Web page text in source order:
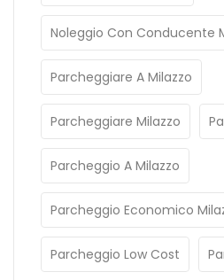
Noleggio Con Conducente
Parcheggiare A Milazzo
Parcheggiare Milazzo
Parcheggio A Milazzo
Parcheggio Economico
Parcheggio Low Cost